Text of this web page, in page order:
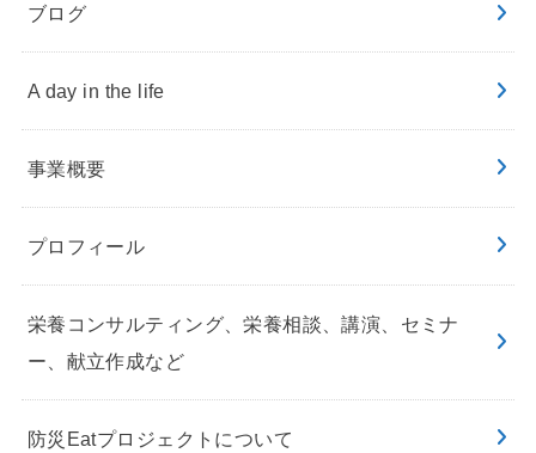
ブログ
A day in the life
事業概要
プロフィール
栄養コンサルティング、栄養相談、講演、セミナ
ー、献立作成など
防災Eatプロジェクトについて